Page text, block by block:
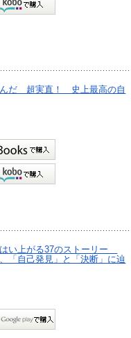
んだ 超実直！ 史上最高の自
い上がる37のストーリー
「自己発見」と「決断」に辿